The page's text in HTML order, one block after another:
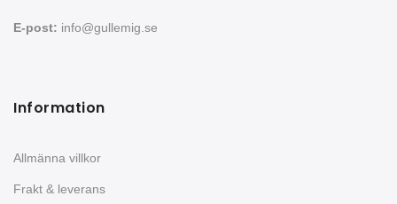
E-post: info@gullemig.se
Information
Allmänna villkor
Frakt & leverans